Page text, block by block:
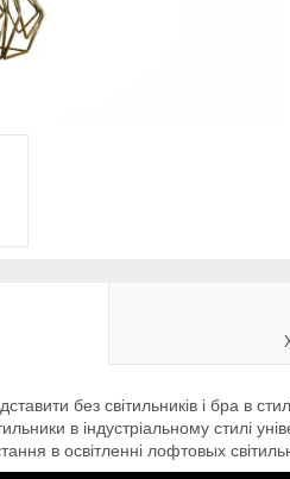
без світильників і бра в
в індустріальному стилі
в освітленні лофтовых